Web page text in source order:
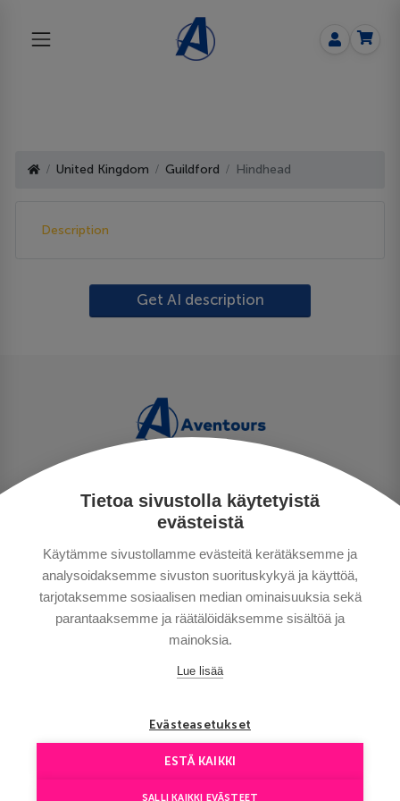
Tietoa sivustolla käytetyistä
evästeistä
Käytämme sivustollamme evästeitä kerätäksemme ja
analysoidaksemme sivuston suorituskykyä ja käyttöä,
tarjotaksemme sosiaalisen median ominaisuuksia sekä
parantaaksemme ja räätälöidäksemme sisältöä ja
mainoksia.
Lue lisää
Evästeasetukset
ESTÄ KAIKKI
SALLI KAIKKI EVÄSTEET
United Kingdom Guildford Hindhead
Description
Get AI description
PRIVACY POLICY
MAKSUTAVAT
GENERAL CONDITIONS
GOOD TO KNOW
CONTACTS
Copyright © Aventours 2026